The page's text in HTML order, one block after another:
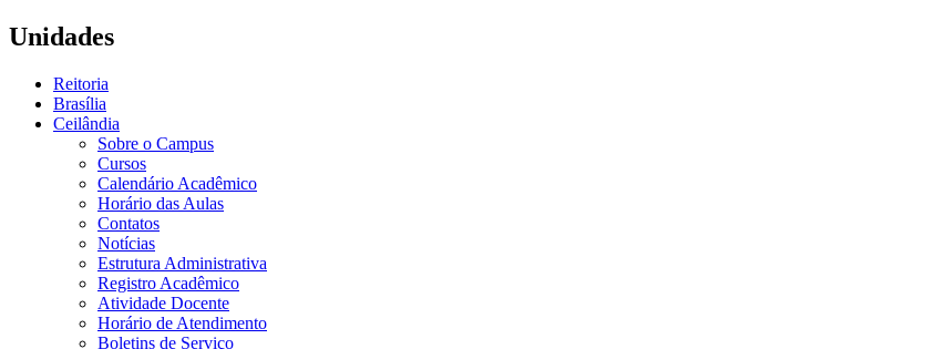
Unidades
Reitoria
Brasília
Ceilândia
Sobre o Campus
Cursos
Calendário Acadêmico
Horário das Aulas
Contatos
Notícias
Estrutura Administrativa
Registro Acadêmico
Atividade Docente
Horário de Atendimento
Boletins de Serviço